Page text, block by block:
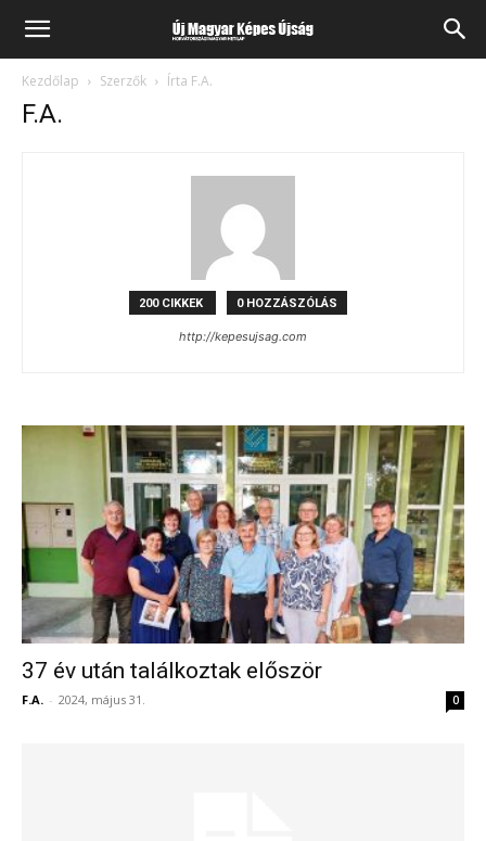
Kezdőlap Szerzők Írta F.A.
F.A.
200 CIKKEK 0 HOZZÁSZÓLÁS
http://kepesujsag.com
37 év után találkoztak először
F.A. - 2024, május 31. 0